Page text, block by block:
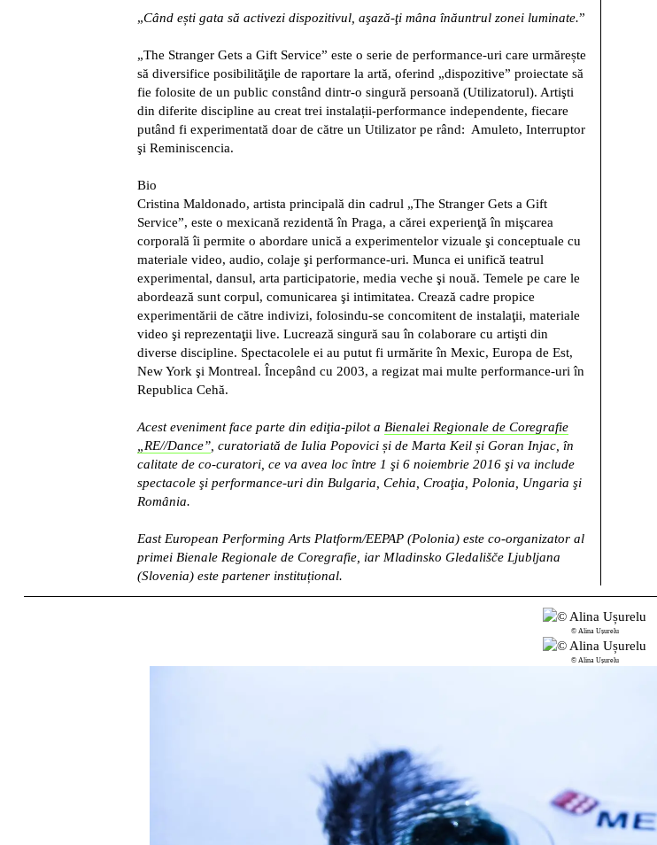
„Când ești gata să activezi dispozitivul, aşază-ţi mâna înăuntrul zonei luminate.”
„The Stranger Gets a Gift Service” este o serie de performance-uri care urmărește
să diversifice posibilităţile de raportare la artă, oferind „dispozitive” proiectate să
fie folosite de un public constând dintr-o singură persoană (Utilizatorul). Artişti
din diferite discipline au creat trei instalații-performance independente, fiecare
putând fi experimentată doar de către un Utilizator pe rând: Amuleto, Interruptor
şi Reminiscencia.
Bio
Cristina Maldonado, artista principală din cadrul „The Stranger Gets a Gift
Service”, este o mexicană rezidentă în Praga, a cărei experienţă în mişcarea
corporală îi permite o abordare unică a experimentelor vizuale şi conceptuale cu
materiale video, audio, colaje şi performance-uri. Munca ei unifică teatrul
experimental, dansul, arta participatorie, media veche şi nouă. Temele pe care le
abordează sunt corpul, comunicarea şi intimitatea. Crează cadre propice
experimentării de către indivizi, folosindu-se concomitent de instalaţii, materiale
video şi reprezentaţii live. Lucrează singură sau în colaborare cu artişti din
diverse discipline. Spectacolele ei au putut fi urmărite în Mexic, Europa de Est,
New York şi Montreal. Începând cu 2003, a regizat mai multe performance-uri în
Republica Cehă.
Acest eveniment face parte din ediţia-pilot a Bienalei Regionale de Coregrafie
„RE//Dance”, curatoriată de Iulia Popovici și de Marta Keil și Goran Injac, în
calitate de co-curatori, ce va avea loc între 1 şi 6 noiembrie 2016 şi va include
spectacole şi performance-uri din Bulgaria, Cehia, Croaţia, Polonia, Ungaria şi
România.
East European Performing Arts Platform/EEPAP (Polonia) este co-organizator al
primei Bienale Regionale de Coregrafie, iar Mladinsko Gledališče Ljubljana
(Slovenia) este partener instituțional.
© Alina Ușurelu
© Alina Ușurelu